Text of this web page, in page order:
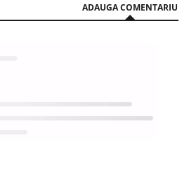
ADAUGA COMENTARIU